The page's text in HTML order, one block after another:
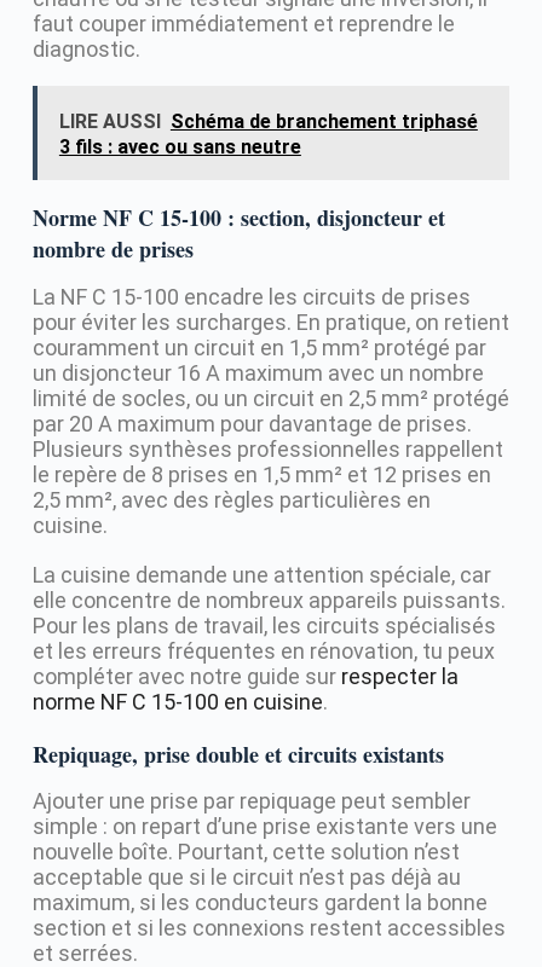
faut couper immédiatement et reprendre le
diagnostic.
LIRE AUSSI Schéma de branchement triphasé
3 fils : avec ou sans neutre
Norme NF C 15-100 : section, disjoncteur et
nombre de prises
La NF C 15-100 encadre les circuits de prises
pour éviter les surcharges. En pratique, on retient
couramment un circuit en 1,5 mm² protégé par
un disjoncteur 16 A maximum avec un nombre
limité de socles, ou un circuit en 2,5 mm² protégé
par 20 A maximum pour davantage de prises.
Plusieurs synthèses professionnelles rappellent
le repère de 8 prises en 1,5 mm² et 12 prises en
2,5 mm², avec des règles particulières en
cuisine.
La cuisine demande une attention spéciale, car
elle concentre de nombreux appareils puissants.
Pour les plans de travail, les circuits spécialisés
et les erreurs fréquentes en rénovation, tu peux
compléter avec notre guide sur respecter la
norme NF C 15-100 en cuisine.
Repiquage, prise double et circuits existants
Ajouter une prise par repiquage peut sembler
simple : on repart d’une prise existante vers une
nouvelle boîte. Pourtant, cette solution n’est
acceptable que si le circuit n’est pas déjà au
maximum, si les conducteurs gardent la bonne
section et si les connexions restent accessibles
et serrées.